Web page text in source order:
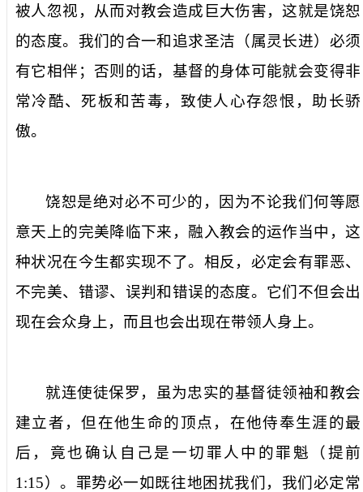
被人忽视，从而对教会造成巨大伤害，这就是饶恕
的态度。我们的合一和追求圣洁（属灵长进）必须
有它相伴；否则的话，基督的身体可能就会变得非
常冷酷、死板和苦毒，致使人心存怨恨，助长骄
傲。
饶恕是绝对必不可少的，因为不论我们何等愿
意天上的完美降临下来，融入教会的运作当中，这
种状况在今生都实现不了。相反，必定会有罪恶、
不完美、错谬、误判和错误的态度。它们不但会出
现在会众身上，而且也会出现在带领人身上。
就连使徒保罗，虽为忠实的基督徒领袖和教会
建立者，但在他生命的顶点，在他侍奉生涯的最
后，竟也确认自己是一切罪人中的罪魁（提前
1:15）。罪势必一如既往地困扰我们，我们必定常